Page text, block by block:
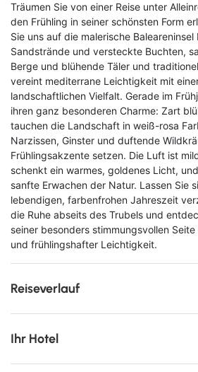
Träumen Sie von einer Reise unter
den Frühling in seiner schönsten Form
Sie uns auf die malerische Baleareninsel
Sandstrände und versteckte Buchten,
Berge und blühende Täler und
vereint mediterrane Leichtigkeit mit
landschaftlichen Vielfalt. Gerade im
ihren ganz besonderen Charme: Zart
tauchen die Landschaft in weiß-rosa
Narzissen, Ginster und duftende
Frühlingsakzente setzen. Die Luft ist
schenkt ein warmes, goldenes Licht,
sanfte Erwachen der Natur. Lassen Sie
lebendigen, farbenfrohen Jahreszeit
die Ruhe abseits des Trubels und
seiner besonders stimmungsvollen
und frühlingshafter Leichtigkeit.
Reiseverlauf
Ihre Reise beginnt mit einem Flug von
Ihr Hotel